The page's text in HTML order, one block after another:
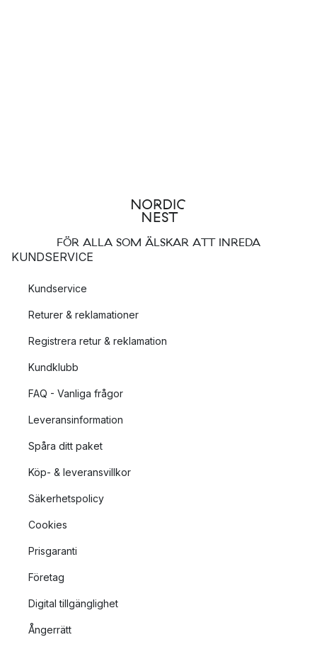
FÖR ALLA SOM ÄLSKAR ATT INREDA
KUNDSERVICE
Kundservice
Returer & reklamationer
Registrera retur & reklamation
Kundklubb
FAQ - Vanliga frågor
Leveransinformation
Spåra ditt paket
Köp- & leveransvillkor
Säkerhetspolicy
Cookies
Prisgaranti
Företag
Digital tillgänglighet
Ångerrätt